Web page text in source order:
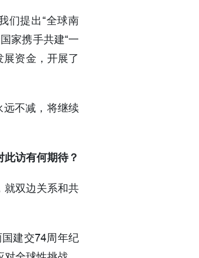
们提出“全球南
家携手共建“一
资金，开展了
远不减，将继续
访有何期待？
就双边关系和共
建交74周年纪